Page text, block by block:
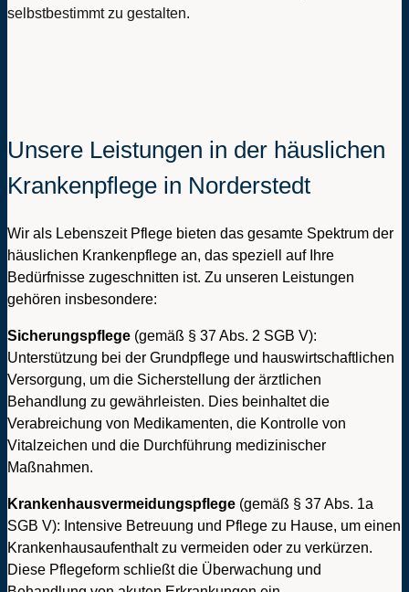
selbstbestimmt zu gestalten.
Unsere Leistungen in der häuslichen
Krankenpflege in Norderstedt
Wir als Lebenszeit Pflege bieten das gesamte Spektrum der
häuslichen Krankenpflege an, das speziell auf Ihre
Bedürfnisse zugeschnitten ist. Zu unseren Leistungen
gehören insbesondere:
Sicherungspflege (gemäß § 37 Abs. 2 SGB V):
Unterstützung bei der Grundpflege und hauswirtschaftlichen
Versorgung, um die Sicherstellung der ärztlichen
Behandlung zu gewährleisten. Dies beinhaltet die
Verabreichung von Medikamenten, die Kontrolle von
Vitalzeichen und die Durchführung medizinischer
Maßnahmen.
Krankenhausvermeidungspflege (gemäß § 37 Abs. 1a
SGB V): Intensive Betreuung und Pflege zu Hause, um einen
Krankenhausaufenthalt zu vermeiden oder zu verkürzen.
Diese Pflegeform schließt die Überwachung und